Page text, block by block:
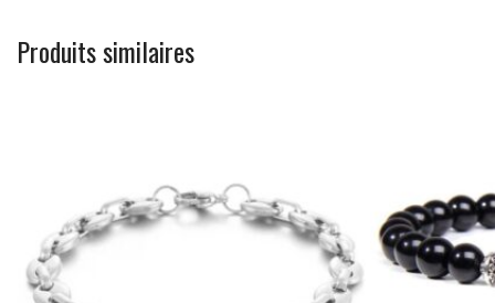
Produits similaires